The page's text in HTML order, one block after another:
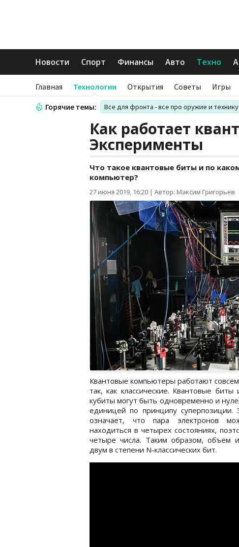
Новости Спорт Финансы Авто Техно
Главная Технологии Открытия Советы Игры
Горячие темы: Все для фронта - все про оружие и технику
Как работает
Эксперименты
Что такое квантовые биты и по
компьютер?
27 июня 2019, 16:20 | Автор: Максим Григорьев
Квантовые компьютеры работают
так, как классические. Квантовые биты
кубиты могут быть одновременно и
единицей по принципу суперпозиции.
означает, что пара электронов
находиться в четырех состояниях,
четыре числа. Таким образом, объем
двум в степени N-классических бит.